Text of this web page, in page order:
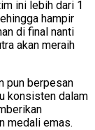
ini lebih dari 1
hampir
di final nanti
akan meraih
pun berpesan
konsisten dalam
medali emas.